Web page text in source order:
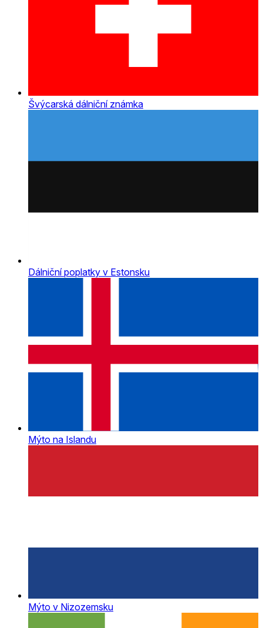
Švýcarská dálniční známka
Dálniční poplatky v Estonsku
Mýto na Islandu
Mýto v Nizozemsku